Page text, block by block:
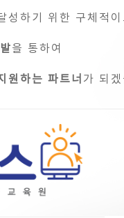
성하기 위한 구체적
을 통하여
원하는 파트너 가 되